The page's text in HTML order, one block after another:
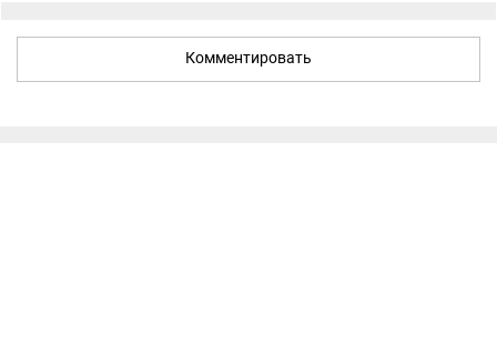
Комментировать